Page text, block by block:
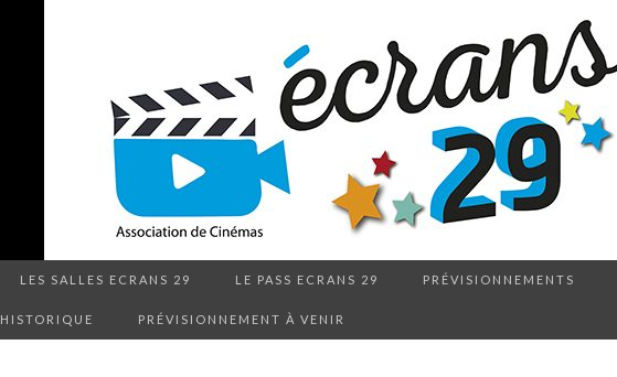
LES SALLES ECRANS 29 LE PASS ECRANS 29 PRÉVISIONNEMENTS
HISTORIQUE PRÉVISIONNEMENT À VENIR